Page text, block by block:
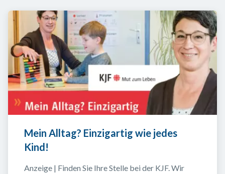
Mein Alltag? Einzigartig wie jedes
Kind!
Anzeige | Finden Sie Ihre Stelle bei der KJF. Wir